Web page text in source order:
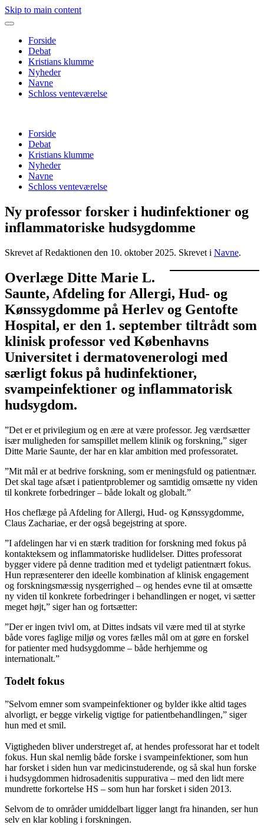
Skip to main content
Forside
Debat
Kristians klumme
Nyheder
Navne
Schloss venteværelse
Forside
Debat
Kristians klumme
Nyheder
Navne
Schloss venteværelse
Ny professor forsker i hudinfektioner og
inflammatoriske hudsygdomme
Skrevet af Redaktionen den 10. oktober 2025. Skrevet i Navne.
Overlæge Ditte Marie L.
Saunte, Afdeling for Allergi, Hud- og
Kønssygdomme på Herlev og Gentofte
Hospital, er den 1. september tiltrådt som
klinisk professor ved Københavns
Universitet i dermatovenerologi med
særligt fokus på hudinfektioner,
svampeinfektioner og inflammatorisk
hudsygdom.
”Det er et privilegium og en ære at være professor. Jeg værdsætter
især muligheden for samspillet mellem klinik og forskning,” siger
Ditte Marie Saunte, der har en klar ambition med professoratet.
”Mit mål er at bedrive forskning, som er meningsfuld og patientnær.
Det skal tage afsæt i patientproblemer og samtidig omsætte ny viden
til konkrete forbedringer – både lokalt og globalt.”
Hos cheflæge på Afdeling for Allergi, Hud- og Kønssygdomme,
Claus Zachariae, er der også begejstring at spore.
”I afdelingen har vi en stærk tradition for forskning med fokus på
kontakteksem og inflammatoriske hudlidelser. Dittes professorat
bygger videre på denne tradition med et tydeligt patientnært fokus.
Hun repræsenterer den ideelle kombination af klinisk engagement
og forskningsmæssig nysgerrighed – og hendes evne til at omsætte
ny viden til konkrete forbedringer i behandlingen er noget, vi sætter
meget højt,” siger han og fortsætter:
”Der er ingen tvivl om, at Dittes indsats vil være med til at styrke
både vores faglige miljø og vores fælles mål om at gøre en forskel
for patienter med hudsygdomme – både herhjemme og
internationalt.”
Todelt fokus
”Selvom emner som svampeinfektioner og bylder ikke altid tages
alvorligt, er begge virkelig vigtige for patientbehandlingen,” siger
hun med et smil.
Vigtigheden bliver understreget af, at hendes professorat har et todelt
fokus. Hun skal nemlig både forske i svampeinfektioner, som hun
har forsket i siden hun var medicinstuderende, og så skal hun forske
i hudsygdommen hidrosadenitis suppurativa – med den lidt mere
mundrette forkortelse HS – som hun har forsket i siden 2013.
Selvom de to områder umiddelbart ligger langt fra hinanden, ser hun
selv en klar kobling i forskningen.